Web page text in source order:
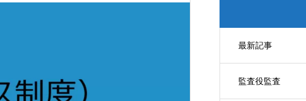
最新記事
監査役監査